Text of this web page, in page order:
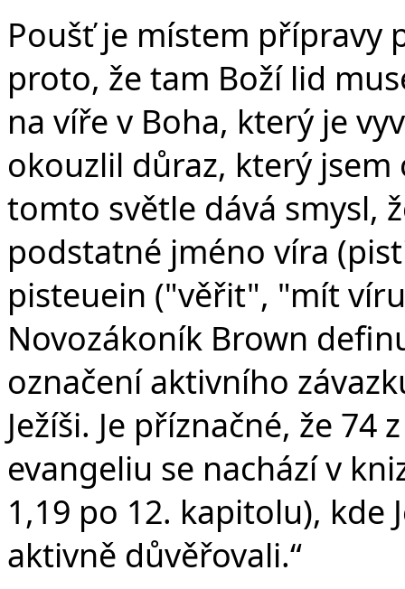
Poušť je místem přípravy
proto, že tam Boží lid
na víře v Boha, který je
okouzlil důraz, který jsem
tomto světle dává smysl,
podstatné jméno víra
pisteuein ("věřit", "mít
Novozákoník Brown
označení aktivního
Ježíši. Je příznačné, že 74
evangeliu se nachází v
1,19 po 12. kapitolu), kde
aktivně důvěřovali.“